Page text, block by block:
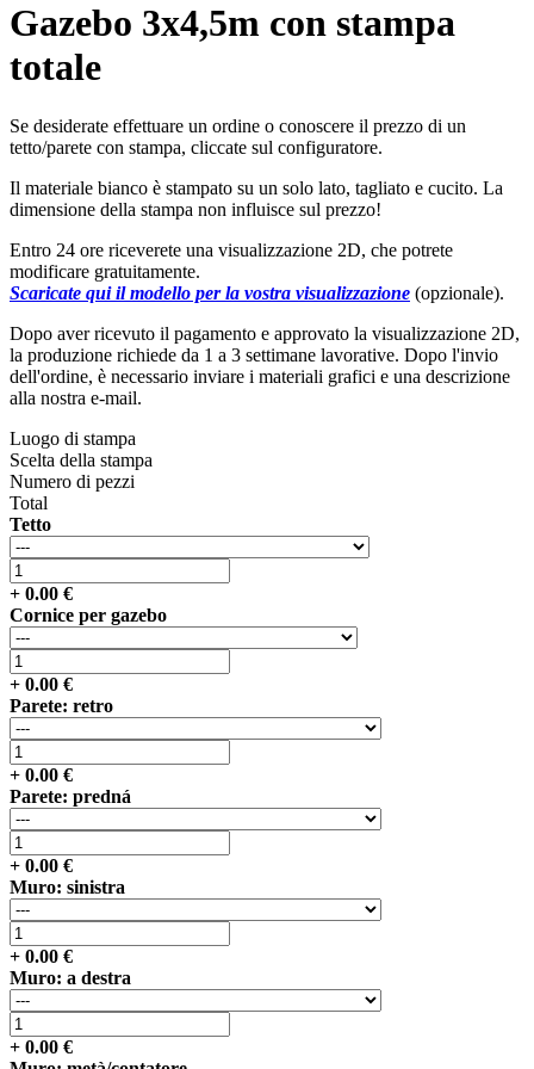
Gazebo 3x4,5m con stampa
totale
Se desiderate effettuare un ordine o conoscere il prezzo di un
tetto/parete con stampa, cliccate sul configuratore.
Il materiale bianco è stampato su un solo lato, tagliato e cucito. La
dimensione della stampa non influisce sul prezzo!
Entro 24 ore riceverete una visualizzazione 2D, che potrete
modificare gratuitamente.
Scaricate qui il modello per la vostra visualizzazione (opzionale).
Dopo aver ricevuto il pagamento e approvato la visualizzazione 2D,
la produzione richiede da 1 a 3 settimane lavorative. Dopo l'invio
dell'ordine, è necessario inviare i materiali grafici e una descrizione
alla nostra e-mail.
Luogo di stampa
Scelta della stampa
Numero di pezzi
Total
Tetto
+ 0.00 €
Cornice per gazebo
+ 0.00 €
Parete: retro
+ 0.00 €
Parete: predná
+ 0.00 €
Muro: sinistra
+ 0.00 €
Muro: a destra
+ 0.00 €